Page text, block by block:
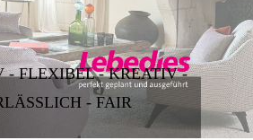
- FLEXIBEL - KREATIV -
- FAIR